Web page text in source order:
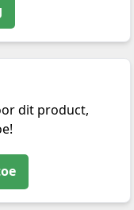
dit product,